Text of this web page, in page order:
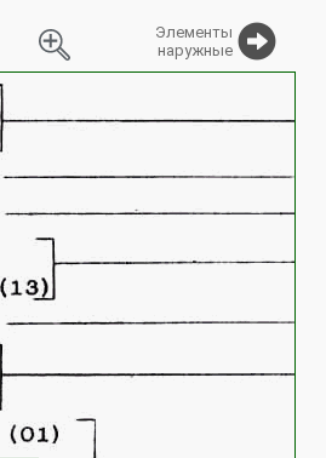
Элементы
наружные